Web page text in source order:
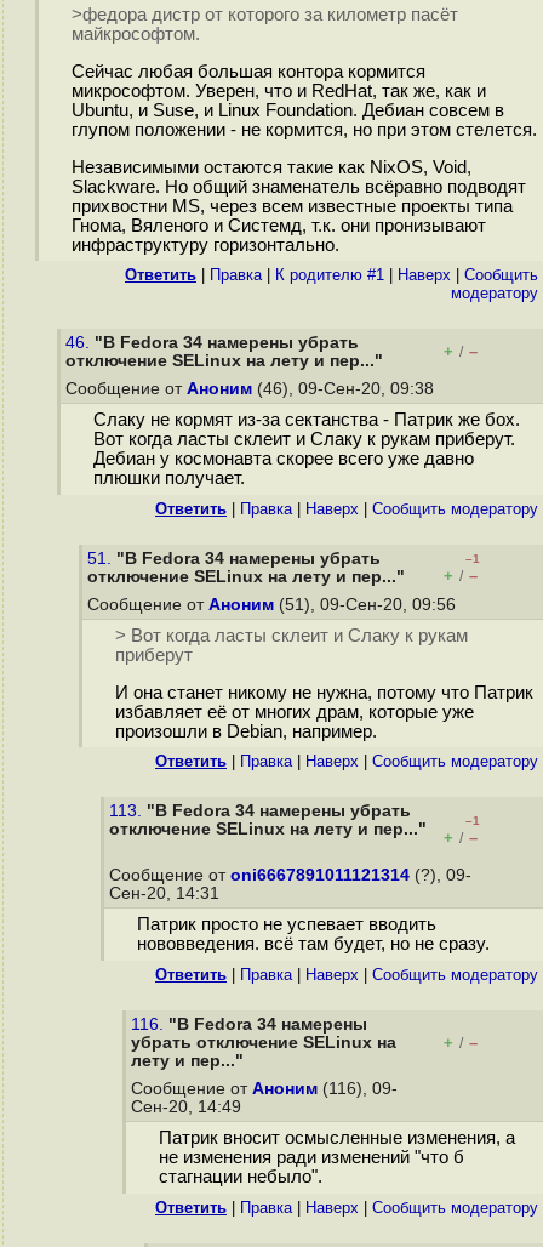
>федора дистр от которого за километр пасёт
майкрософтом.
Сейчас любая большая контора кормится
микрософтом. Уверен, что и RedHat, так же, как и
Ubuntu, и Suse, и Linux Foundation. Дебиан совсем в
глупом положении - не кормится, но при этом стелется.
Независимыми остаются такие как NixOS, Void,
Slackware. Но общий знаменатель всёравно подводят
прихвостни MS, через всем известные проекты типа
Гнома, Вяленого и Системд, т.к. они пронизывают
инфраструктуру горизонтально.
Ответить Правка| К родителю #1 Наверх
Cообщить
модератору
46. "В Fedora 34 намерены убрать
отключение SELinux на лету и пер..."
+ / –
Сообщение от Аноним (46), 09-Сен-20, 09:38
Слаку не кормят из-за сектанства - Патрик же бох.
Вот когда ласты склеит и Слаку к рукам приберут.
Дебиан у космонавта скорее всего уже давно
плюшки получает.
Ответить Правка| Наверх Cообщить модератору
51. "В Fedora 34 намерены убрать
отключение SELinux на лету и пер..."
–1
+ / –
Сообщение от Аноним (51), 09-Сен-20, 09:56
> Вот когда ласты склеит и Слаку к рукам
приберут
И она станет никому не нужна, потому что Патрик
избавляет её от многих драм, которые уже
произошли в Debian, например.
Ответить Правка| Наверх Cообщить модератору
113. "В Fedora 34 намерены убрать
отключение SELinux на лету и пер..."
–1
+ / –
Сообщение от oni6667891011121314 (?), 09-
Сен-20, 14:31
Патрик просто не успевает вводить
нововведения. всё там будет, но не сразу.
Ответить Правка| Наверх Cообщить модератору
116. "В Fedora 34 намерены
убрать отключение SELinux на
лету и пер..."
+ / –
Сообщение от Аноним (116), 09-
Сен-20, 14:49
Патрик вносит осмысленные изменения, а
не изменения ради изменений "что б
стагнации небыло".
Ответить Правка| Наверх Cообщить модератору